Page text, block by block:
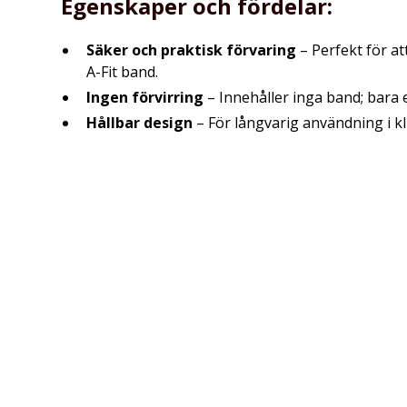
Säker och praktisk förvaring – Perfekt för
A-Fit band.
Ingen förvirring – Innehåller inga band; bara
Hållbar design – För långvarig användning i